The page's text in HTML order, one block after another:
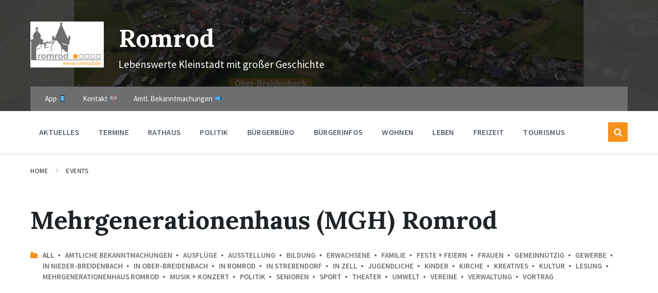
navigation
Romrod
Lebenswerte Kleinstadt mit großer Geschichte
App Kontakt Amtl. Bekanntmachungen
AKTUELLES TERMINE RATHAUS POLITIK BÜRGERBÜRO BÜRGERINFOS WOHNEN LEBEN FREIZEIT TOURISMUS
HOME EVENTS
Mehrgenerationenhaus (MGH) Romrod
ALL AMTLICHE BEKANNTMACHUNGEN AUSFLÜGE AUSSTELLUNG BILDUNG ERWACHSENE FAMILIE FESTE + FEIERN FRAUEN GEMEINNÜTZIG
GEWERBE
IN NIEDER-BREIDENBACH
IN OBER-BREIDENBACH IN ROMROD IN STREBENDORF IN ZELL JUGENDLICHE KINDER KIRCHE KREATIVES KULTUR
LESUNG
MEHRGENERATIONENHAUS ROMROD
MUSIK + KONZERT POLITIK SENIOREN SPORT THEATER UMWELT VEREINE VERWALTUNG VORTRAG